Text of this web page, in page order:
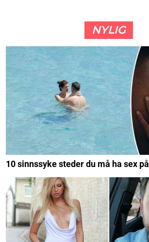
NYLIG
10 sinnssyke steder du må ha sex på